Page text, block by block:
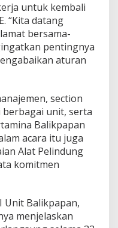
untuk kembali
“Kita datang
bersama-
pentingnya
aturan
section
berbagai unit, serta
Balikpapan
acara itu juga
Alat Pelindung
komitmen
Unit Balikpapan,
menjelaskan